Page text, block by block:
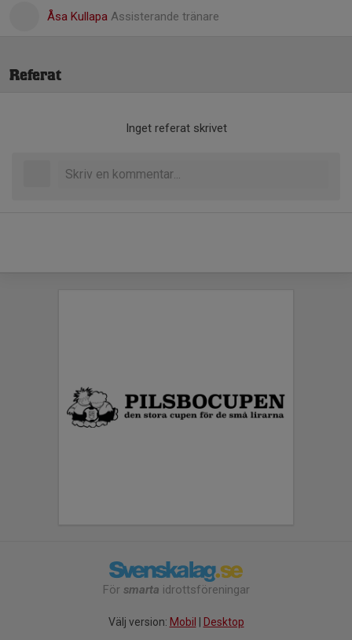
Åsa Kullapa Assisterande tränare
Referat
Inget referat skrivet
För smarta idrottsföreningar
Välj version: Mobil Desktop